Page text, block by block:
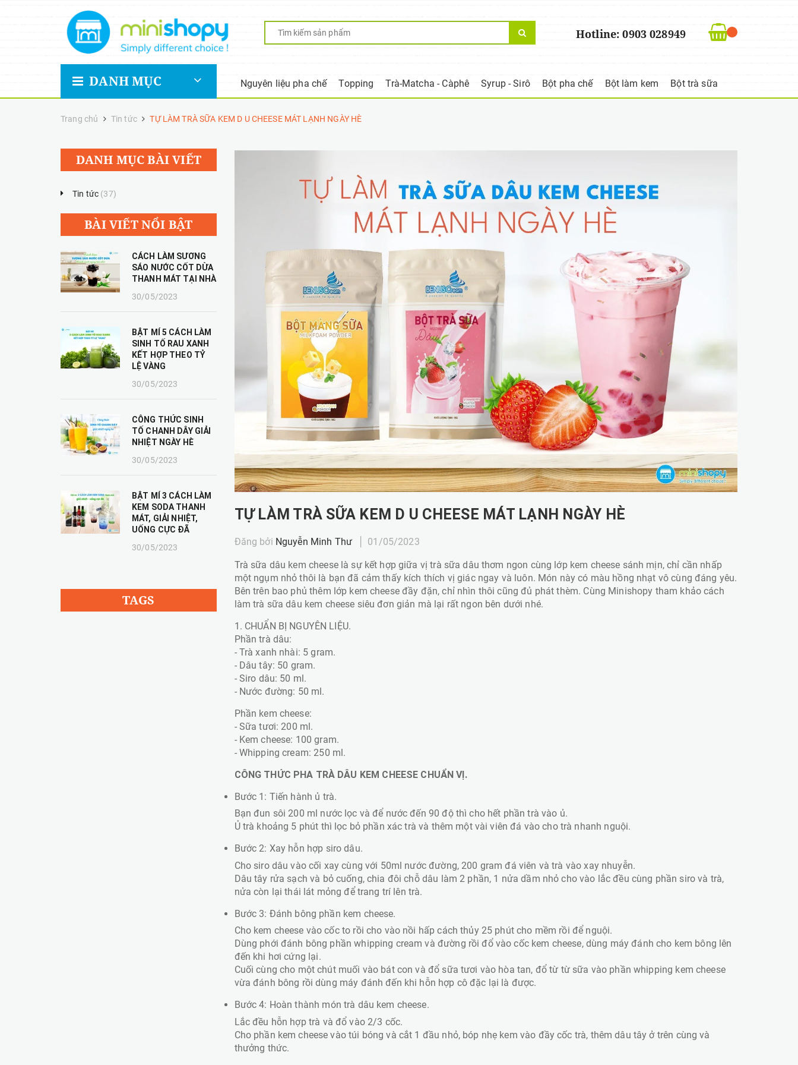
Hotline: 0903 028949
DANH MỤC Nguyên liệu pha chế Topping Trà-Matcha - Càphê Syrup - Sirô Bột pha chế Bột làm kem Bột trà sữa
Trang chủ Tin tức TỰ LÀM TRÀ SỮA KEM D U CHEESE MÁT LẠNH NGÀY HÈ
TỰ LÀM TRÀ SỮA KEM D U CHEESE MÁT LẠNH NGÀY HÈ
Đăng bởi Nguyễn Minh Thư 01/05/2023
Trà sữa dâu kem cheese là sự kết hợp giữa vị trà sữa dâu thơm ngon cùng lớp kem cheese sánh mịn, chỉ cần nhấp
một ngụm nhỏ thôi là bạn đã cảm thấy kích thích vị giác ngay và luôn. Món này có màu hồng nhạt vô cùng đáng yêu.
Bên trên bao phủ thêm lớp kem cheese đầy đặn, chỉ nhìn thôi cũng đủ phát thèm. Cùng Minishopy tham khảo cách
làm trà sữa dâu kem cheese siêu đơn giản mà lại rất ngon bên dưới nhé.
1. CHUẨN BỊ NGUYÊN LIỆU.
Phần trà dâu:
- Trà xanh nhài: 5 gram.
- Dâu tây: 50 gram.
- Siro dâu: 50 ml.
- Nước đường: 50 ml.
Phần kem cheese:
- Sữa tươi: 200 ml.
- Kem cheese: 100 gram.
- Whipping cream: 250 ml.
CÔNG THỨC PHA TRÀ DÂU KEM CHEESE CHUẨN VỊ.
Bước 1: Tiến hành ủ trà.
Bạn đun sôi 200 ml nước lọc và để nước đến 90 độ thì cho hết phần trà vào ủ.
Ủ trà khoảng 5 phút thì lọc bỏ phần xác trà và thêm một vài viên đá vào cho trà nhanh nguội.
Bước 2: Xay hỗn hợp siro dâu.
Cho siro dâu vào cối xay cùng với 50ml nước đường, 200 gram đá viên và trà vào xay nhuyễn.
Dâu tây rửa sạch và bỏ cuống, chia đôi chỗ dâu làm 2 phần, 1 nửa dầm nhỏ cho vào lắc đều cùng phần siro và trà,
nửa còn lại thái lát mỏng để trang trí lên trà.
Bước 3: Đánh bông phần kem cheese.
Cho kem cheese vào cốc to rồi cho vào nồi hấp cách thủy 25 phút cho mềm rồi để nguội.
Dùng phới đánh bông phần whipping cream và đường rồi đổ vào cốc kem cheese, dùng máy đánh cho kem bông lên
đến khi hơi cứng lại.
Cuối cùng cho một chút muối vào bát con và đổ sữa tươi vào hòa tan, đổ từ từ sữa vào phần whipping kem cheese
vừa đánh bông rồi dùng máy đánh đến khi hỗn hợp cô đặc lại là được.
Bước 4: Hoàn thành món trà dâu kem cheese.
Lắc đều hỗn hợp trà và đổ vào 2/3 cốc.
Cho phần kem cheese vào túi bóng và cắt 1 đầu nhỏ, bóp nhẹ kem vào đầy cốc trà, thêm dâu tây ở trên cùng và
thưởng thức.
DANH MỤC BÀI VIẾT
Tin tức (37)
BÀI VIẾT NỔI BẬT
CÁCH LÀM SƯƠNG
SÁO NƯỚC CỐT DỪA
THANH MÁT TẠI NHÀ
30/05/2023
BẬT MÍ 5 CÁCH LÀM
SINH TỐ RAU XANH
KẾT HỢP THEO TỶ
LỆ VÀNG
30/05/2023
CÔNG THỨC SINH
TỐ CHANH DÂY GIẢI
NHIỆT NGÀY HÈ
30/05/2023
BẬT MÍ 3 CÁCH LÀM
KEM SODA THANH
MÁT, GIẢI NHIỆT,
UỐNG CỰC ĐÃ
30/05/2023
TAGS